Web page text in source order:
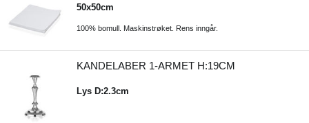
50x50cm
100% bomull. Maskinstrøket. Rens inngår.
KANDELABER 1-ARMET H:19CM
Lys D:2.3cm